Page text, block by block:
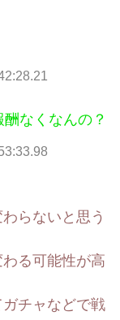
なくなんの？
らないと思う
る可能性が高
チャなどで戦